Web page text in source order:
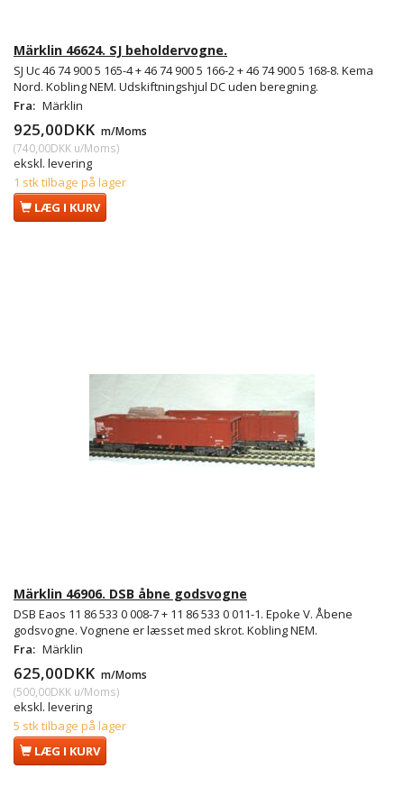
Märklin 46624. SJ beholdervogne.
SJ Uc 46 74 900 5 165-4 + 46 74 900 5 166-2 + 46 74 900 5 168-8. Kema
Nord. Kobling NEM. Udskiftningshjul DC uden beregning.
Fra: Märklin
925,00DKK m/Moms
(740,00DKK u/Moms)
ekskl. levering
1 stk tilbage på lager
LÆG I KURV
Märklin 46906. DSB åbne godsvogne
DSB Eaos 11 86 533 0 008-7 + 11 86 533 0 011-1. Epoke V. Åbene
godsvogne. Vognene er læsset med skrot. Kobling NEM.
Fra: Märklin
625,00DKK m/Moms
(500,00DKK u/Moms)
ekskl. levering
5 stk tilbage på lager
LÆG I KURV